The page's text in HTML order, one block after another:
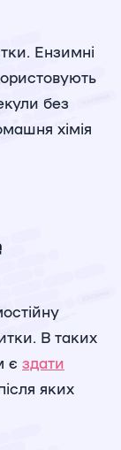
Ензимні
без
хімія
В таких
є здати
яких